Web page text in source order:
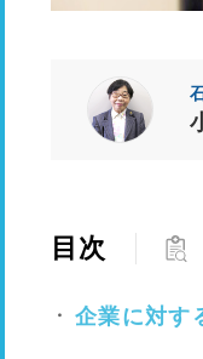
目次
企業に対す